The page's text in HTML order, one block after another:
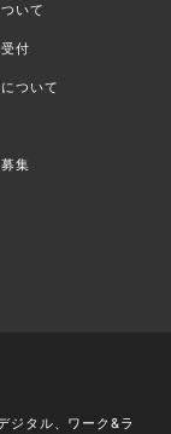
いて
付
ついて
集
ジタル、ワーク&ラ